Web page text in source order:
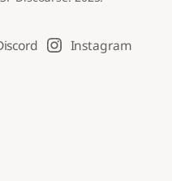
Instagram